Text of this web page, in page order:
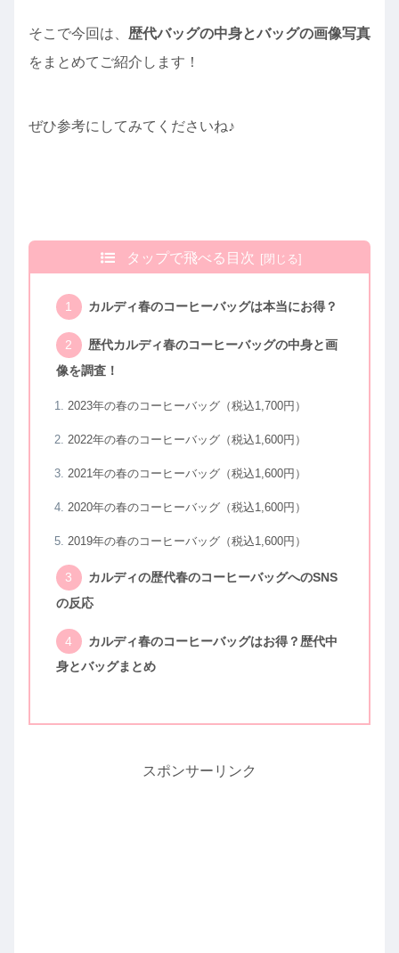
そこで今回は、 歴代バッグの中身とバッグの画像写真
をまとめてご紹介します！
ぜひ参考にしてみてくださいね♪
タップで飛べる目次
カルディ春のコーヒーバッグは本当にお得？
歴代カルディ春のコーヒーバッグの中身と画
像を調査！
2023年の春のコーヒーバッグ（税込1,700円）
2022年の春のコーヒーバッグ（税込1,600円）
2021年の春のコーヒーバッグ（税込1,600円）
2020年の春のコーヒーバッグ（税込1,600円）
2019年の春のコーヒーバッグ（税込1,600円）
カルディの歴代春のコーヒーバッグへのSNS
の反応
カルディ春のコーヒーバッグはお得？歴代中
身とバッグまとめ
スポンサーリンク